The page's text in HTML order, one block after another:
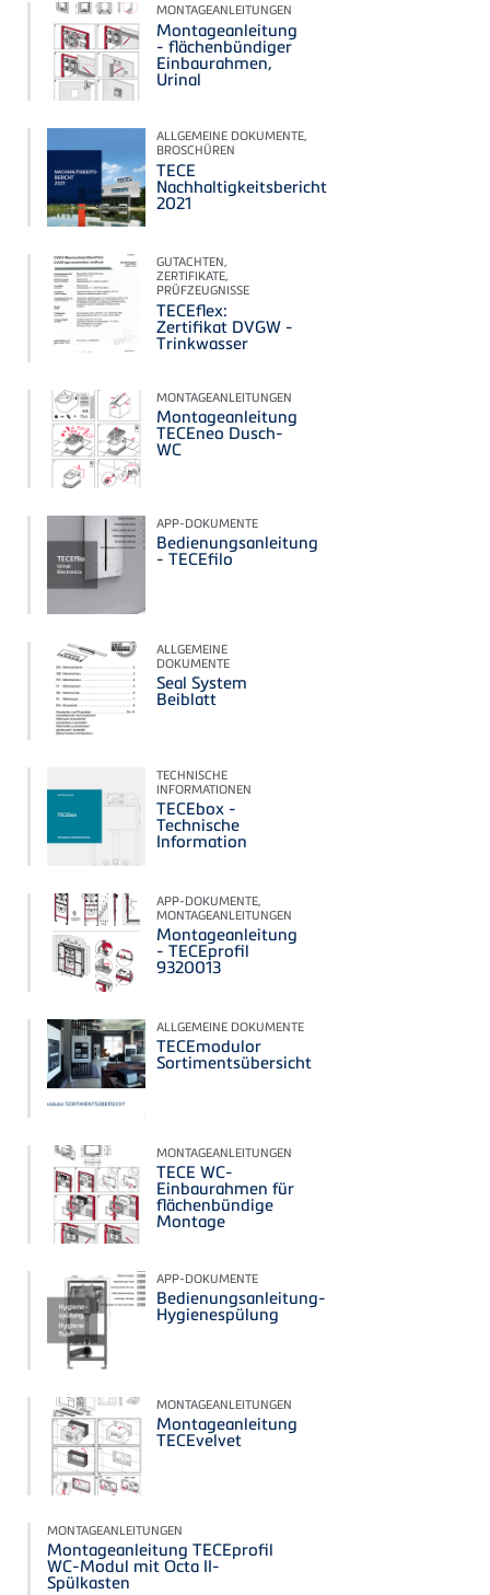
MONTAGEANLEITUNGEN
Montageanleitung
- flächenbündiger
Einbaurahmen,
Urinal
ALLGEMEINE DOKUMENTE,
BROSCHÜREN
TECE
Nachhaltigkeitsbericht
2021
GUTACHTEN,
ZERTIFIKATE,
PRÜFZEUGNISSE
TECEflex:
Zertifikat DVGW -
Trinkwasser
MONTAGEANLEITUNGEN
Montageanleitung
TECEneo Dusch-
WC
APP-DOKUMENTE
Bedienungsanleitung
- TECEfilo
ALLGEMEINE
DOKUMENTE
Seal System
Beiblatt
TECHNISCHE
INFORMATIONEN
TECEbox -
Technische
Information
APP-DOKUMENTE,
MONTAGEANLEITUNGEN
Montageanleitung
- TECEprofil
9320013
ALLGEMEINE DOKUMENTE
TECEmodulor
Sortimentsübersicht
MONTAGEANLEITUNGEN
TECE WC-
Einbaurahmen für
flächenbündige
Montage
APP-DOKUMENTE
Bedienungsanleitung-
Hygienespülung
MONTAGEANLEITUNGEN
Montageanleitung
TECEvelvet
MONTAGEANLEITUNGEN
Montageanleitung TECEprofil
WC-Modul mit Octa II-
Spülkasten